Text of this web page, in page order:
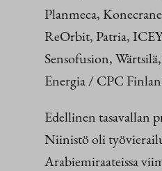
Planmeca,
ReOrbit, Patria,
Sensofusion,
Energia / CPC
Edellinen tasavallan
Niinistö oli
Arabiemiraateissa